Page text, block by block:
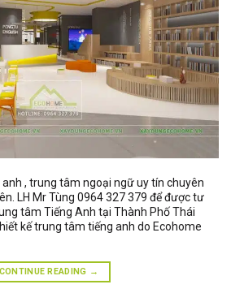
, trung tâm ngoại ngữ uy tín chuyên
LH Mr Tùng 0964 327 379 để được tư
tâm Tiếng Anh tại Thành Phố Thái
kế trung tâm tiếng anh do Ecohome
CONTINUE READING →